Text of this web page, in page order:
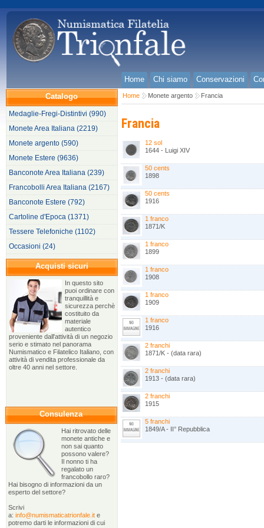
Home Chi siamo Conservazioni
Catalogo
Medaglie-Fregi-Distintivi (990)
Monete Area Italiana (2219)
Monete argento (590)
Monete Estere (9636)
Banconote Area Italiana (239)
Francobolli Area Italiana (2167)
Banconote Estere (792)
Cartoline d'Epoca (1371)
Tessere Telefoniche (1102)
Occasioni (24)
Acquisti sicuri
In questo sito
puoi ordinare con
tranquillità e
sicurezza perchè
costituito da
materiale
autentico
proveniente dall'attività di un negozio
serio e stimato nel panorama
Numismatico e Filatelico Italiano, con
attività di vendita professionale da
oltre 40 anni nel settore.
Consulenza
Hai ritrovato delle
monete antiche e
non sai quanto
possono valere?
Il nonno ti ha
regalato un
francobollo raro?
Hai bisogno di informazioni da un
esperto del settore?
Scrivi
a: info@numismaticatrionfale.it e
potremo darti le informazioni di cui
Home Monete argento Francia
Francia
12 sol
1644 - Luigi XIV
50 cents
1898
50 cents
1916
1 franco
1871/K
1 franco
1899
1 franco
1908
1 franco
1909
1 franco
1916
2 franchi
1871/K - (data rara)
2 franchi
1913 - (data rara)
2 franchi
1915
5 franchi
1849/A - II° Repubblica